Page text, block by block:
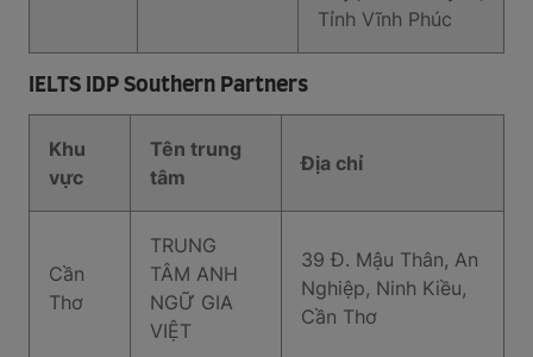
Tỉnh Vĩnh Phúc
IELTS IDP Southern Partners
Khu
vực
Tên trung
tâm
Địa chỉ
Cần
Thơ
TRUNG
TÂM ANH
NGỮ GIA
VIỆT
39 Đ. Mậu Thân, An
Nghiệp, Ninh Kiều,
Cần Thơ